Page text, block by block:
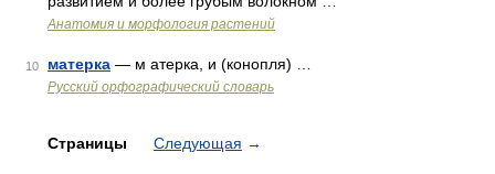
Анатомия и морфология растений
10 матерка — м атерка, и (конопля) …
Русский орфографический словарь
Страницы Следующая →